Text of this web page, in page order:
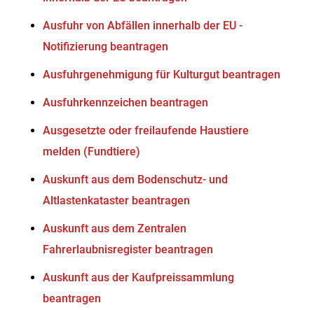
Ausfuhr von Abfällen innerhalb der EU -
Notifizierung beantragen
Ausfuhrgenehmigung für Kulturgut beantragen
Ausfuhrkennzeichen beantragen
Ausgesetzte oder freilaufende Haustiere
melden (Fundtiere)
Auskunft aus dem Bodenschutz- und
Altlastenkataster beantragen
Auskunft aus dem Zentralen
Fahrerlaubnisregister beantragen
Auskunft aus der Kaufpreissammlung
beantragen